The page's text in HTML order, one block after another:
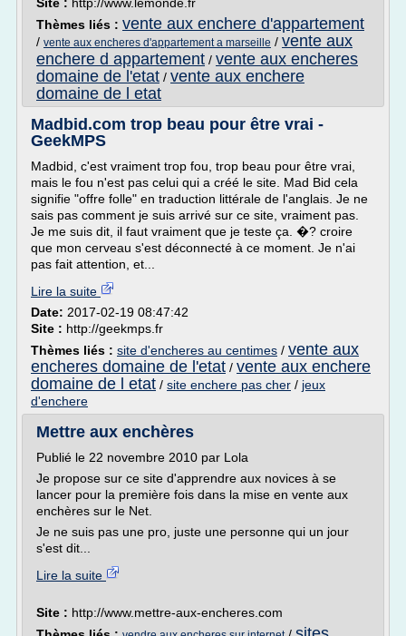
Thèmes liés : vente aux enchere d'appartement
/ vente aux encheres d'appartement a marseille / vente aux
enchere d appartement / vente aux encheres
domaine de l'etat / vente aux enchere
domaine de l etat
Madbid.com trop beau pour être vrai -
GeekMPS
Madbid, c'est vraiment trop fou, trop beau pour être vrai,
mais le fou n'est pas celui qui a créé le site. Mad Bid cela
signifie "offre folle" en traduction littérale de l'anglais. Je ne
sais pas comment je suis arrivé sur ce site, vraiment pas.
Je me suis dit, il faut vraiment que je teste ça. �? croire
que mon cerveau s'est déconnecté à ce moment. Je n'ai
pas fait attention, et...
Lire la suite
Date: 2017-02-19 08:47:42
Site : http://geekmps.fr
Thèmes liés : site d'encheres au centimes / vente aux
encheres domaine de l'etat / vente aux enchere
domaine de l etat / site enchere pas cher / jeux
d'enchere
Mettre aux enchères
Publié le 22 novembre 2010 par Lola
Je propose sur ce site d'apprendre aux novices à se
lancer pour la première fois dans la mise en vente aux
enchères sur le Net.
Je ne suis pas une pro, juste une personne qui un jour
s'est dit...
Lire la suite
Site : http://www.mettre-aux-encheres.com